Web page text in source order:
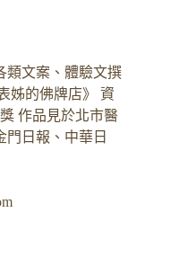
類文案、體驗文撰
姊的佛牌店》 資
作品見於北市醫
門日報、中華日